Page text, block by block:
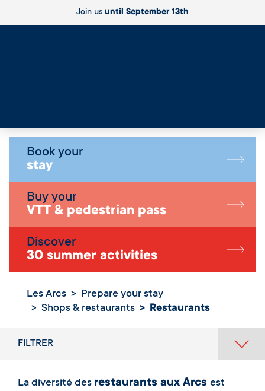
Join us until September 13th
Book your
stay
Buy your
VTT & pedestrian pass
Discover
30 summer activities
Les Arcs
Prepare your stay
Shops & restaurants
Restaurants
Restaurants
FILTRER
La diversité des restaurants aux Arcs est